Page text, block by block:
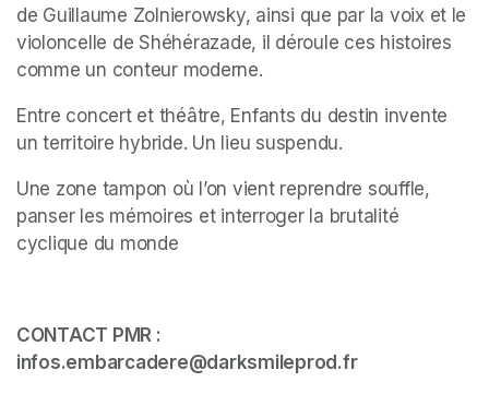
de Guillaume Zolnierowsky, ainsi que par la voix et le
violoncelle de Shéhérazade, il déroule ces histoires
comme un conteur moderne.
Entre concert et théâtre, Enfants du destin invente
un territoire hybride. Un lieu suspendu.
Une zone tampon où l’on vient reprendre souffle,
panser les mémoires et interroger la brutalité
cyclique du monde
CONTACT PMR :
infos.embarcadere@darksmileprod.fr